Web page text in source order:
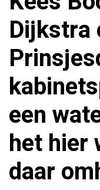
Dijkstra
een
het hier
daar